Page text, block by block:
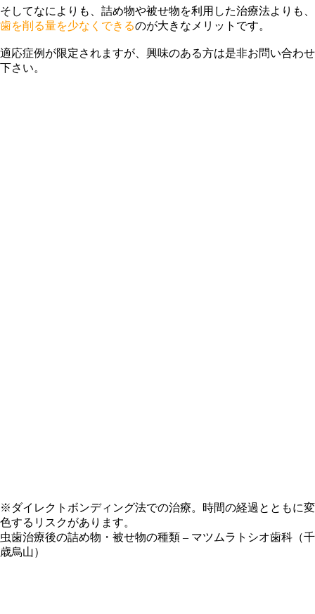
そしてなによりも、詰め物や被せ物を利用した治療法よりも、
歯を削る量を少なくできるのが大きなメリットです。
適応症例が限定されますが、興味のある方は是非お問い合わせ
下さい。
※ダイレクトボンディング法での治療。時間の経過とともに変
色するリスクがあります。
虫歯治療後の詰め物・被せ物の種類 – マツムラトシオ歯科（千
歳烏山）